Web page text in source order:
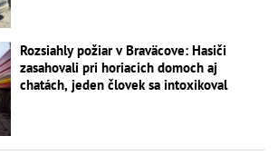
Rozsiahly požiar v Braväcove: Hasiči
zasahovali pri horiacich domoch aj
chatách, jeden človek sa intoxikoval